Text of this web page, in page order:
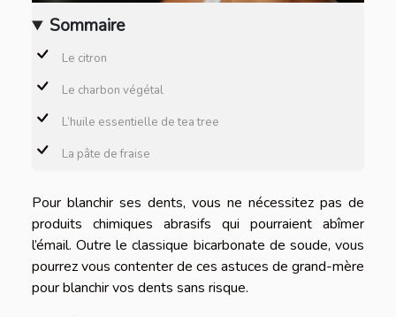
Sommaire
Le citron
Le charbon végétal
L’huile essentielle de tea tree
La pâte de fraise
Pour blanchir ses dents, vous ne nécessitez pas de
produits chimiques abrasifs qui pourraient abîmer
l’émail. Outre le classique bicarbonate de soude, vous
pourrez vous contenter de ces astuces de grand-mère
pour blanchir vos dents sans risque.